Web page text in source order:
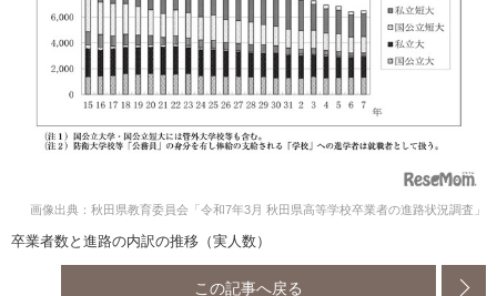
画像出典：秋田県教育委員会「令和7年3月 秋田県高等学校卒業者の進路状況調査」
卒業者数と進路の内訳の推移（実人数）
この記事へ戻る